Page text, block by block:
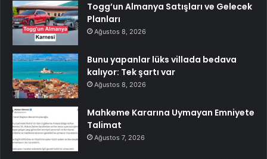
Togg’un Almanya Satışları ve Gelecek
Planları
Ağustos 8, 2026
Bunu yapanlar lüks villada bedava
kalıyor: Tek şartı var
Ağustos 8, 2026
Mahkeme Kararına Uymayan Emniyete
Talimat
Ağustos 7, 2026